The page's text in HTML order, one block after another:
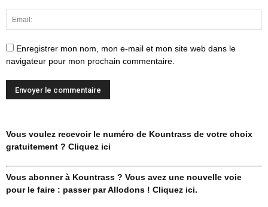
Enregistrer mon nom, mon e-mail et mon site web dans le
navigateur pour mon prochain commentaire.
Vous voulez recevoir le numéro de Kountrass de votre choix
gratuitement ? Cliquez ici
Vous abonner à Kountrass ? Vous avez une nouvelle voie
pour le faire : passer par Allodons ! Cliquez ici.